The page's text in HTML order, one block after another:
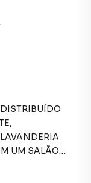
.
UM SALÃO
EXCELENTE